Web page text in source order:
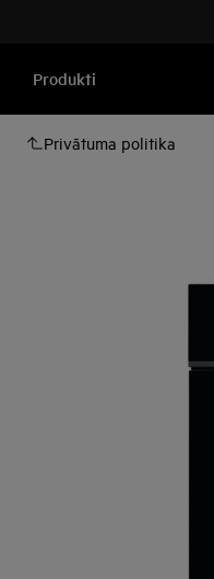
Produkti
Privātuma politika